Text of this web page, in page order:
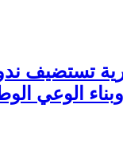
تستضيف
الوعي